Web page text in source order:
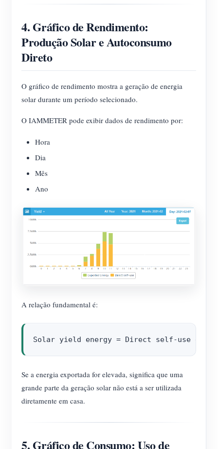
4. Gráfico de Rendimento:
Produção Solar e Autoconsumo
Direto
O gráfico de rendimento mostra a geração de energia
solar durante um período selecionado.
O IAMMETER pode exibir dados de rendimento por:
Hora
Dia
Mês
Ano
A relação fundamental é:
Se a energia exportada for elevada, significa que uma
grande parte da geração solar não está a ser utilizada
diretamente em casa.
5. Gráfico de Consumo: Uso de